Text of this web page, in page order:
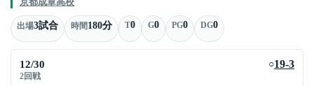
出場3試合 時間180分 T0 G0 PG0 DG0
12/30
2回戦
○19-3